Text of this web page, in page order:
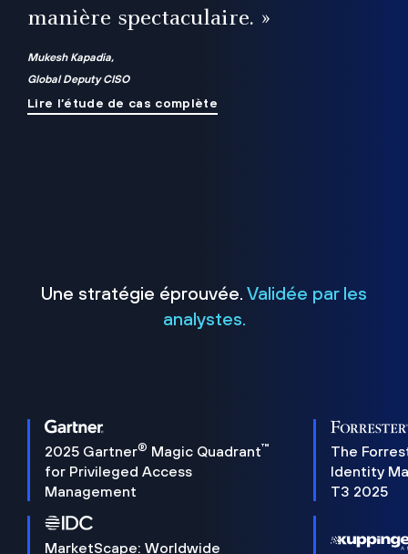
manière spectaculaire. »
Mukesh Kapadia,
Global Deputy CISO
Lire l’étude de cas complète
Une stratégie éprouvée. Validée par les
analystes.
2025 Gartner® Magic Quadrant™
for Privileged Access
Management
The
Identity
T3 2025
MarketScape: Worldwide